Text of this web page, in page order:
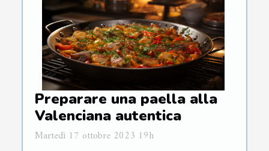
Preparare una paella alla
Valenciana autentica
Martedì 17 ottobre 2023 19h